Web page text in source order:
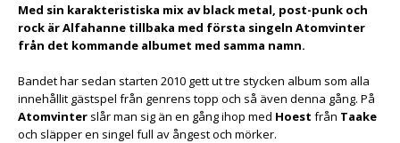
Med sin karakteristiska mix av black metal, post-punk och
rock är Alfahanne tillbaka med första singeln Atomvinter
från det kommande albumet med samma namn.
Bandet har sedan starten 2010 gett ut tre stycken album som alla
innehållit gästspel från genrens topp och så även denna gång. På
Atomvinter slår man sig än en gång ihop med Hoest från Taake
och släpper en singel full av ångest och mörker.